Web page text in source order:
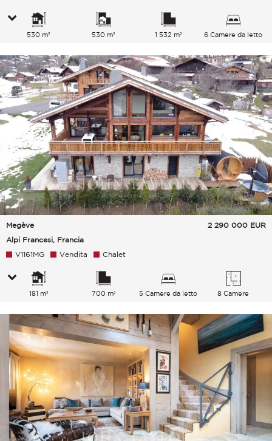
530 m² 530 m² 1 532 m² 6 Camere da letto
Megève
Alpi Francesi, Francia
2 290 000 EUR
V1161MG Vendita Chalet
181 m² 700 m² 5 Camere da letto 8 Camere